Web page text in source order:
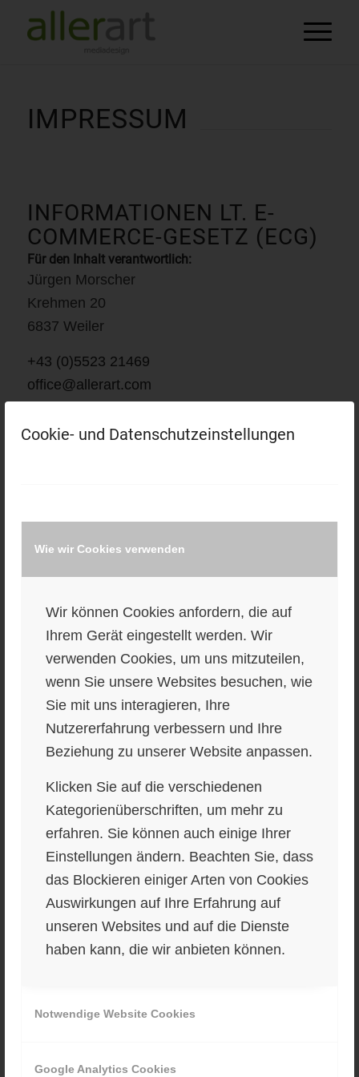
Cookie- und Datenschutzeinstellungen
Wie wir Cookies verwenden
Wir können Cookies anfordern, die auf
Ihrem Gerät eingestellt werden. Wir
verwenden Cookies, um uns mitzuteilen,
wenn Sie unsere Websites besuchen, wie
Sie mit uns interagieren, Ihre
Nutzererfahrung verbessern und Ihre
Beziehung zu unserer Website anpassen.
Klicken Sie auf die verschiedenen
Kategorienüberschriften, um mehr zu
erfahren. Sie können auch einige Ihrer
Einstellungen ändern. Beachten Sie, dass
das Blockieren einiger Arten von Cookies
Auswirkungen auf Ihre Erfahrung auf
unseren Websites und auf die Dienste
haben kann, die wir anbieten können.
Notwendige Website Cookies
Google Analytics Cookies
IMPRESSUM
INFORMATIONEN LT. E-
COMMERCE-GESETZ (ECG)
Für den Inhalt verantwortlich:
Jürgen Morscher
Krehmen 20
6837 Weiler
+43 (0)5523 21469
office@allerart.com
Bezirkshauptmannschaft Feldkirch
Information und Consulting
AGBs
Grafik, Design &Programmierung:
allerart mediadesign
www.allerart.com
Trotz sorgfältiger inhaltlicher Kontrolle
übernehmen wir keine Haftung für die Inhalte
externer Links. Für den Inhalt der verlinkten
Seiten sind ausschließlich deren Betreiber
verantwortlich.
Diese Website benutzt Google Analytics, einen
Webanalysedienst der Google Inc. („Google“)
gespeichert werden und die eine Analyse der
Die durch den Cookie erzeugten Informationen